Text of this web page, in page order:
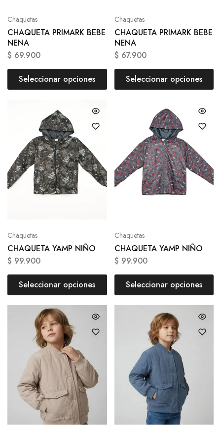
Chaquetas
CHAQUETA PRIMARK BEBE
NENA
$ 69.900
Seleccionar opciones
Chaquetas
CHAQUETA PRIMARK BEBE
NENA
$ 67.900
Seleccionar opciones
Chaquetas
CHAQUETA YAMP NIÑO
$ 99.900
Seleccionar opciones
Chaquetas
CHAQUETA YAMP NIÑO
$ 99.900
Seleccionar opciones